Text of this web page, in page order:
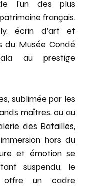
l’un des plus
français.
écrin d’art et
du Musée Condé
au prestige
sublimée par les
maîtres, ou au
des Batailles,
hors du
et émotion se
suspendu, le
un cadre